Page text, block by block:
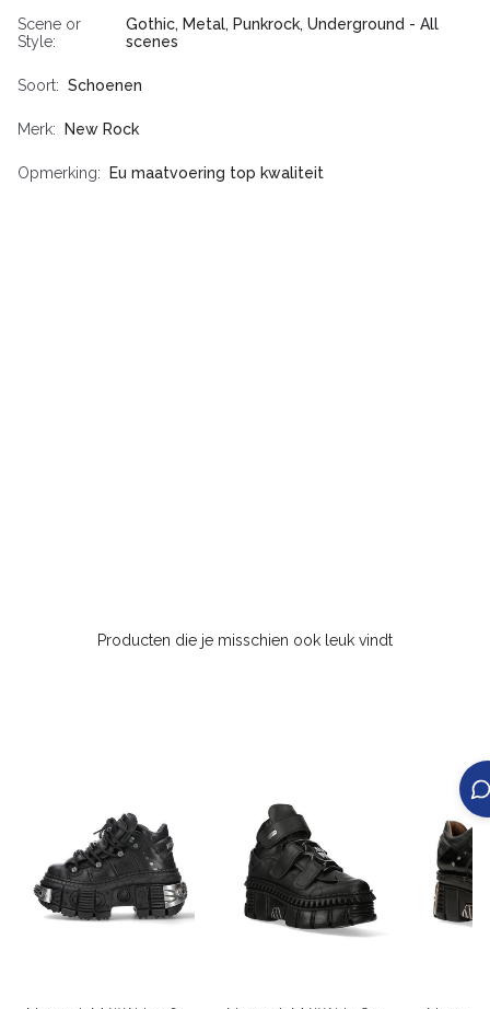
Scene or
Style
Gothic, Metal, Punkrock, Underground - All
scenes
Soort Schoenen
Merk New Rock
Opmerking Eu maatvoering top kwaliteit
Producten die je misschien ook leuk vindt